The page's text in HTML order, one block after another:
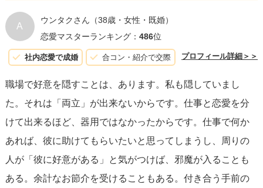
A
ウンタクさん （38歳・女性・既婚）
恋愛マスターランキング： 486位
社内恋愛で成婚 合コン・紹介で交際 プロフィール詳細＞＞
職場で好意を隠すことは、あります。私も隠していまし
た。それは「両立」が出来ないからです。仕事と恋愛を分
けて出来るほど、器用ではなかったからです。仕事で何か
あれば、彼に助けてもらいたいと思ってしまうし、周りの
人が「彼に好意がある」と気がつけば、邪魔が入ることも
ある。余計なお節介を受けることもある。付き合う手前の